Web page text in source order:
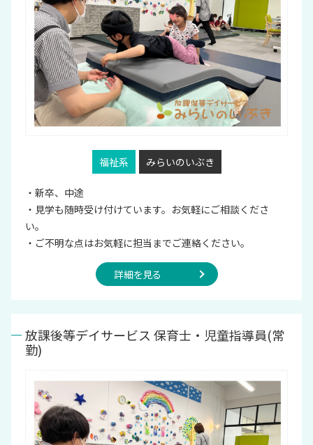
福祉系 みらいのいぶき
・新卒、中途
・見学も随時受け付けています。お気軽にご相談くださ
い。
・ご不明な点はお気軽に担当までご連絡ください。
詳細を見る
放課後等デイサービス 保育士・児童指導員(常
勤)